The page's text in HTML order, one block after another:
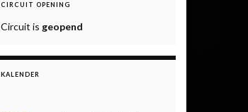
CIRCUIT OPENING
Circuit is geopend
KALENDER